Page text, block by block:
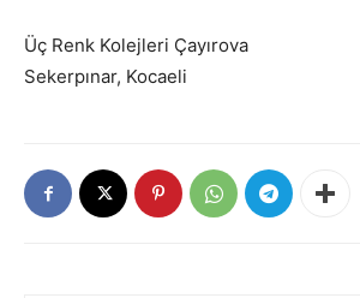
Üç Renk Kolejleri Çayırova
Sekerpınar, Kocaeli